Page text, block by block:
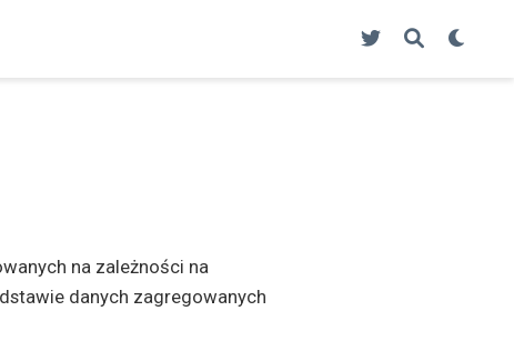
na zależności na
danych zagregowanych